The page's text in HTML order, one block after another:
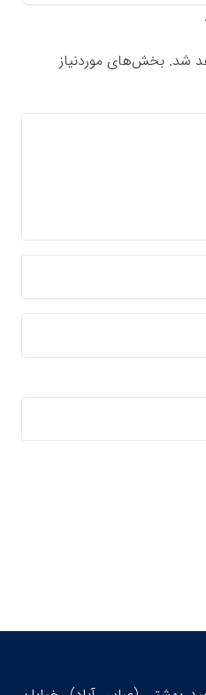
شد. بخش‌های موردنیاز
یک دادگستری و مشاور
قبول و پیگیری پرونده